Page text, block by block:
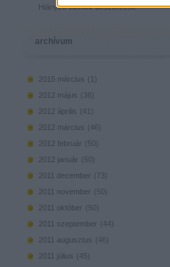
Hiányzó elemek beszerzése
archívum
2015 március (
)
2012 május ( 36 )
2012 április ( 41
)
2012 március ( 46 )
2012 február ( 50)
2012 január ( 50)
2011 december ( 73)
2011 november ( 50)
2011 október ( 50)
2011 szeptember ( 44)
2011 augusztus ( 46 )
2011 július ( 45)